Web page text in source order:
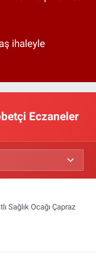
ihaleyle
Eczaneler
Sağlık Ocağı Çapraz